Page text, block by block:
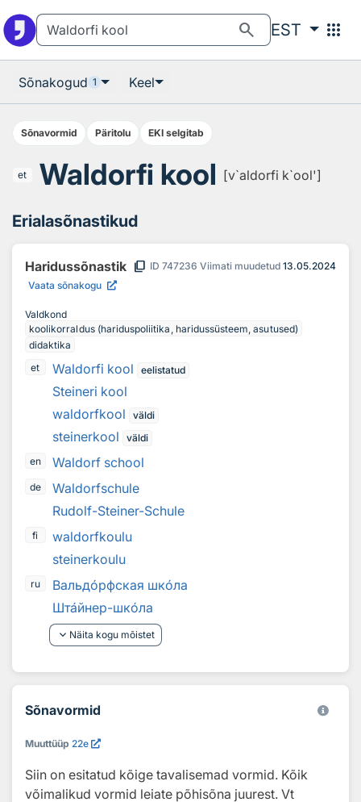
search EST apps
Sõnakogud 1 Keel
Sõnavormid Päritolu EKI selgitab
et Waldorfi kool [v`aldorfi k`ool']
Erialasõnastikud
Haridussõnastik content_copy ID 747236 Viimati muudetud 13.05.2024
Vaata sõnakogu
Valdkond
koolikorraldus (hariduspoliitika, haridussüsteem, asutused)
didaktika
et
Waldorfi kool eelistatud
Steineri kool
waldorfkool
väldi
steinerkool
väldi
en
Waldorf school
de
Waldorfschule
Rudolf-Steiner-Schule
fi
waldorfkoulu
steinerkoulu
ru Вальдорфская школа
Штайнер-школа
keyboard_arrow_down Näita kogu mõistet
Sõnavormid
Muuttüüp 22e
Siin on esitatud kõige tavalisemad vormid. Kõik
võimalikud vormid leiate põhisõna juurest. Vt